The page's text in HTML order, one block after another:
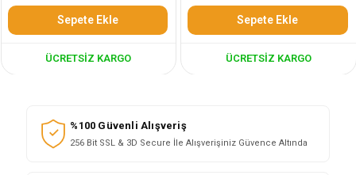
Sepete Ekle
ÜCRETSIZ KARGO
Sepete Ekle
ÜCRETSIZ KARGO
%100 Güvenli Alışveriş
256 Bit SSL & 3D Secure İle Alışverişiniz Güvence Altında